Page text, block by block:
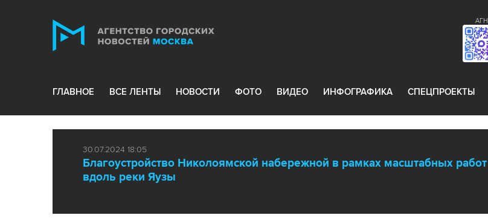
АГН
ГЛАВНОЕ ВСЕ ЛЕНТЫ НОВОСТИ ФОТО ВИДЕО ИНФОГРАФИКА СПЕЦПРОЕКТЫ
30.07.2024 18:05
Благоустройство Николоямской набережной в рамках масштабных работ
вдоль реки Яузы